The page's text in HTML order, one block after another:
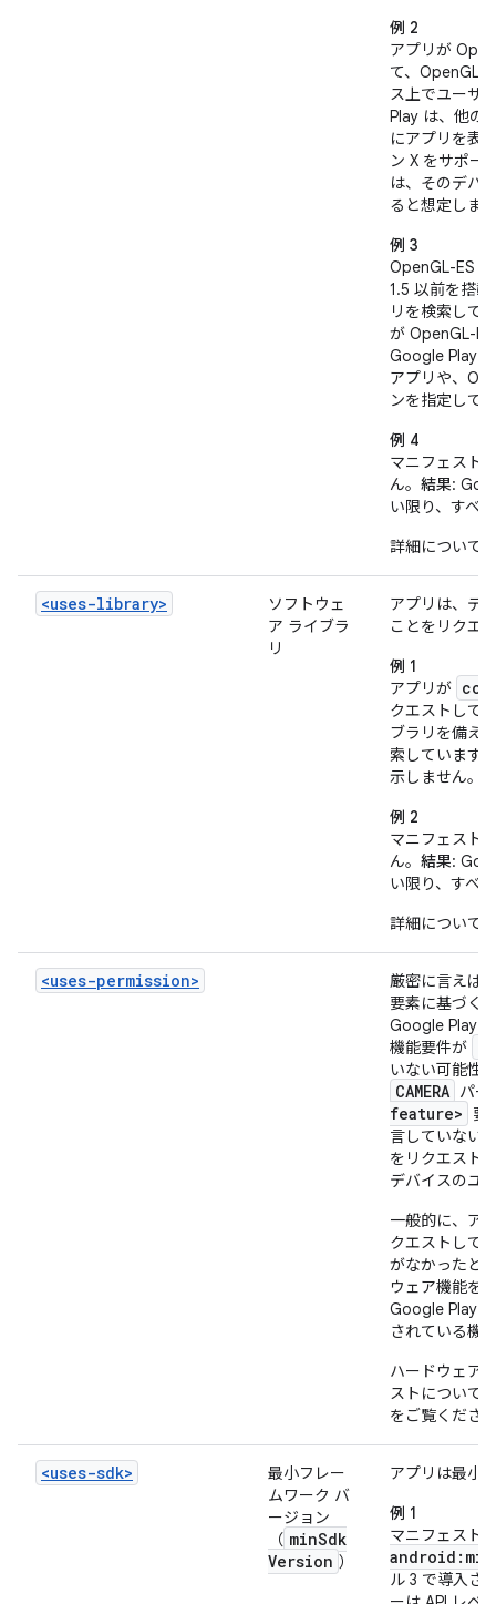
例 2
アプリが
て、OpenGL-
ス上でユーザ
Play は、他の
にアプリを表
ン X をサポー
は、そのデバ
ると想定しま
例 3
OpenGL-ES
1.5 以前を搭
リを検索して
が OpenGL-
Google Play
アプリや、
ンを指定して
例 4
マニフェスト
ん。 結果:
い限り、すべ
詳細について
<uses-library>
ソフトウェ
ア ライブラ
リ
アプリは、デ
ことをリクエ
例 1
アプリが
クエストして
ブラリを備え
索しています。
示しません。
例 2
マニフェスト
ん。 結果:
い限り、すべ
詳細について
<uses-permission>
厳密に言えば
要素に基づく
Google Play
機能要件が
いない可能性
CAMERA パー
feature>
要
言していない
をリクエスト
デバイスのユ
一般的に、ア
クエストして
がなかったと
ウェア機能を
Google Play
されている機
ハードウェア
ストについて
をご覧くださ
<uses-sdk>
最小フレー
ムワーク バ
ージョン
（ minSdk
Version ）
アプリは最小
例 1
マニフェスト
ル 3 で導入さ